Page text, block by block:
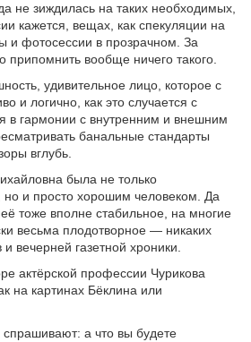
не зиждилась на таких необходимых,
кажется, вещах, как спекуляции на
и фотосессии в прозрачном. За
припомнить вообще ничего такого.
удивительное лицо, которое с
и логично, как это случается с
гармонии с внутренним и внешним
банальные стандарты
вглубь.
была не только
и просто хорошим человеком. Да
тоже вполне стабильное, на многие
весьма плодотворное — никаких
вечерней газетной хроники.
актёрской профессии Чурикова
на картинах Бёклина или
спрашивают: а что вы будете